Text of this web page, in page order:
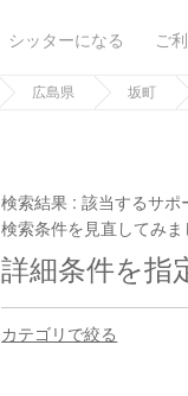
シッターになる ご
広島県 坂町
検索結果 :該当するサポ
検索条件を見直してみま
詳細条件を指
カテゴリで絞る